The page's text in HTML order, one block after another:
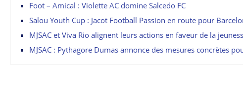
Foot – Amical : Violette AC domine Salcedo FC
Salou Youth Cup : Jacot Football Passion en route pour
MJSAC et Viva Rio alignent leurs actions en faveur de la
MJSAC : Pythagore Dumas annonce des mesures concrètes